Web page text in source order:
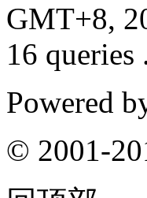
GMT+8,
16 queries
Powered
© 2001-